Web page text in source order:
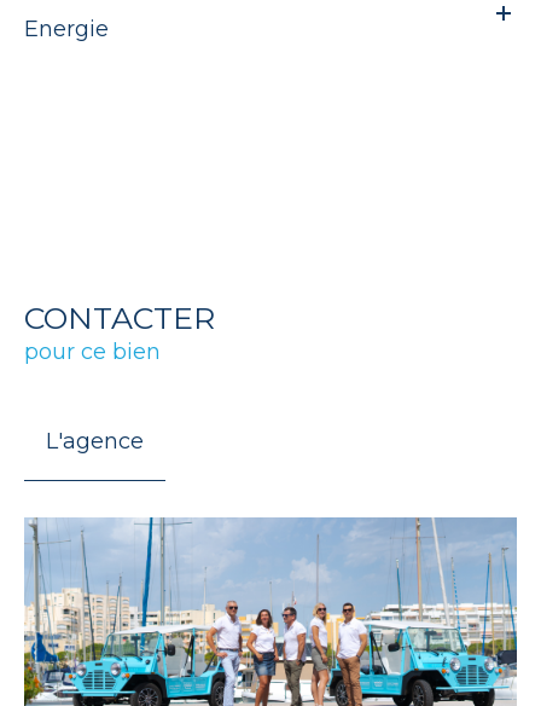
Energie
CONTACTER
pour ce bien
L'agence